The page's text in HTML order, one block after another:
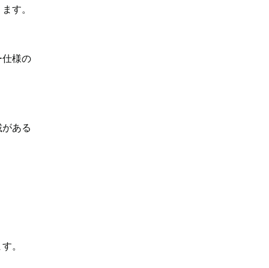
す。
仕様の
ある
。